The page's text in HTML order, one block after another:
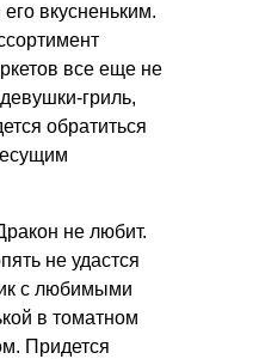
его вкусненьким.
все еще не
гриль,
обратиться
не любит.
не удастся
с любимыми
в томатном
Придется